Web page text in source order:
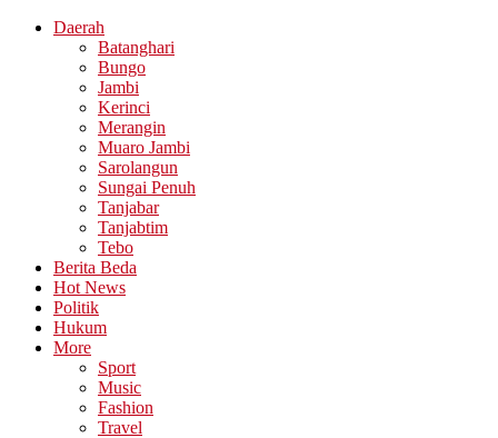
Daerah
Batanghari
Bungo
Jambi
Kerinci
Merangin
Muaro Jambi
Sarolangun
Sungai Penuh
Tanjabar
Tanjabtim
Tebo
Berita Beda
Hot News
Politik
Hukum
More
Sport
Music
Fashion
Travel